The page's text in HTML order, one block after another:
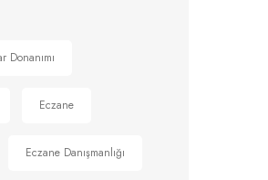
Krizde
Önlemleri
Donanımı
Eczane
Eczane Danışmanlığı